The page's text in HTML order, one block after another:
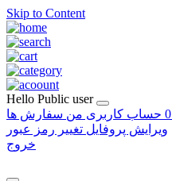
Skip to Content
Hello Public user
0 حساب کاربری من سفارش ها
ویرایش پروفایل تغییر رمز عبور
خروج